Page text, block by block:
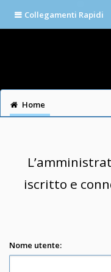
Collegamenti Rapidi
Home
iscritto e
Nome utente: